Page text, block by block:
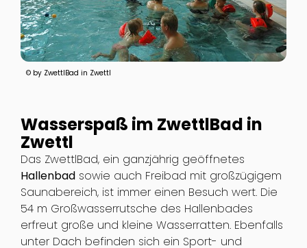
© by ZwettlBad in Zwettl
Wasserspaß im ZwettlBad in
Zwettl
Das ZwettlBad, ein ganzjährig geöffnetes
Hallenbadsowie auch Freibad mit großzügigem
Saunabereich, ist immer einen Besuch wert. Die
54 m Großwasserrutsche des Hallenbades
erfreut große und kleine Wasserratten. Ebenfalls
unter Dach befinden sich ein Sport- und